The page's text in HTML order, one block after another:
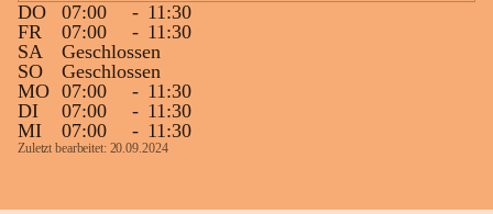
DO
07:00 - 11:30
FR
07:00 - 11:30
SA
Geschlossen
SO
Geschlossen
MO 07:00 - 11:30
DI
07:00 - 11:30
MI
07:00 - 11:30
Zuletzt bearbeitet: 20.09.2024